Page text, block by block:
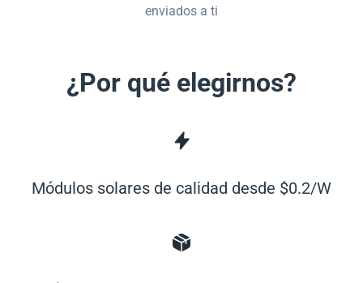
enviados a ti
¿Por qué elegirnos?
Módulos solares de calidad desde $0.2/W